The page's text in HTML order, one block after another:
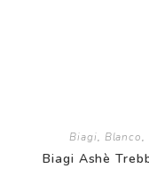
Biagi, Blanco,
Biagi Ashè